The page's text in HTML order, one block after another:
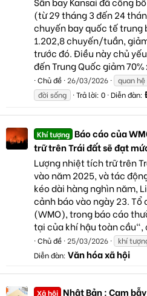
(từ 29 tháng 3 đến 24
chuyến bay quốc tế trung
1.202,8 chuyến/tuần,
trước đó. Điều này chủ
đến Trung Quốc giảm 70%
Chủ đề 26/03/2026 quan
đời sống
Trả lời: 0 Diễn đàn:
Khí tượng Báo cáo của
trữ trên Trái đất sẽ đạt
Lượng nhiệt tích trữ trên
vào năm 2025, và tác
kéo dài hàng nghìn năm,
cảnh báo vào ngày 23.
(WMO), trong báo cáo
tại của khí hậu toàn cầu",
Chủ đề 25/03/2026 khí
Diễn đàn: Văn hóa xã hội
Xã hội Nhật Bản : Cạm